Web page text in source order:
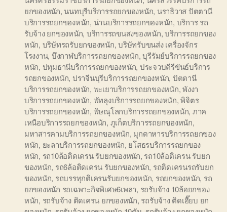
ยกของหนัก, นนทบุรีบริการรถยกของหนัก, นราธิวาส ปัตตานี
บริการรถยกของหนัก, น่านบริการรถยกของหนัก, บริการ รถ
รับจ้าง ยกของหนัก, บริการรถขนสงของหนัก,บริการรถยกของ
หนัก, บริษัทรถรับยกของหนัก,บริษัทรับขนส่ง เครื่องจักร
โรงงาน, บึงกาฬบริการรถยกของหนัก,บุรีรัมย์บริการรถยกของ
หนัก, ปทุมธานีบริการรถยกของหนัก, ประจวบคีรีขันธ์บริการ
รถยกของหนัก, ปราจีนบุรีบริการรถยกของหนัก, ปัตตานี
บริการรถยกของหนัก, พะเยาบริการรถยกของหนัก,พังงา
บริการรถยกของหนัก, พัทลุงบริการรถยกของหนัก,พิจิตร
บริการรถยกของหนัก, พิษณุโลกบริการรถยกของหนัก, ภาค
เหนือบริการรถยกของหนัก, ภูเก็ตบริการรถยกของหนัก,
มหาสารคามบริการรถยกของหนัก, มุกดาหารบริการรถยกของ
หนัก, ยะลาบริการรถยกของหนัก, ยโสธรบริการรถยกของ
หนัก, รถ10ล้อติดเครน รับยกของหนัก, รถ10ล้อติเครน รับยก
ของหนัก, รถ6ล้อติดเครน รับยกของหนัก, รถติดเครนรถรับยก
ของหนัก, รถบรรทุกติเครนรับยกของหนัก, รถยกของหนัก, รถ
ยกของหนัก รถเฉพาะกิจพิเศษ6เพลา, รถรับจ้าง 10ล้อยกของ
หนัก, รถรับจ้าง ติดเครน ยกของหนัก, รถรับจ้าง ติดเฮี๊ยบ ยก